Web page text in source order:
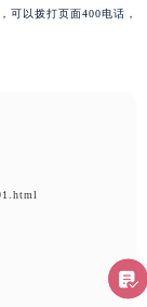
可以拨打页面400电话，